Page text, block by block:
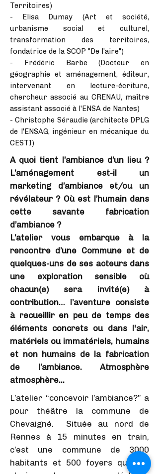
Territoires)
- Elisa Dumay (Art et société,
urbanisme social et culturel,
transformation des territoires,
fondatrice de la SCOP "De l'aire")
- Frédéric Barbe (Docteur en
géographie et aménagement, éditeur,
intervenant en lecture-écriture,
chercheur associé au CRENAU, maître
assistant associé à l'ENSA de Nantes)
- Christophe Séraudie (architecte DPLG
de l'ENSAG, ingénieur en mécanique du
CESTI)
A quoi tient l’ambiance d’un lieu ?
L’aménagement est-il un
marketing d’ambiance et/ou un
révélateur ? Où est l’humain dans
cette savante fabrication
d’ambiance ?
L’atelier vous embarque à la
rencontre d’une Commune et de
quelques-uns de ses acteurs dans
une exploration sensible où
chacun(e) sera invité(e) à
contribution… l’aventure consiste
à recueillir en peu de temps des
éléments concrets ou dans l'air,
matériels ou immatériels, humains
et non humains de la fabrication
de l’ambiance. Atmosphère
atmosphère...
L’atelier “concevoir l’ambiance?” a
pour théâtre la commune de
Chevaigné. Située au nord de
Rennes à 15 minutes en train,
c’est une commune de 3000
habitants et 500 foyers qui voit